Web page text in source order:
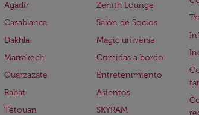
Agadir
Casablanca
Dakhla
Marrakech
Ouarzazate
Rabat
Tétouan
Zenith Lounge
Salón de Socios
Magic universe
Comidas a bordo
Entretenimiento
Asientos
SKYRAM